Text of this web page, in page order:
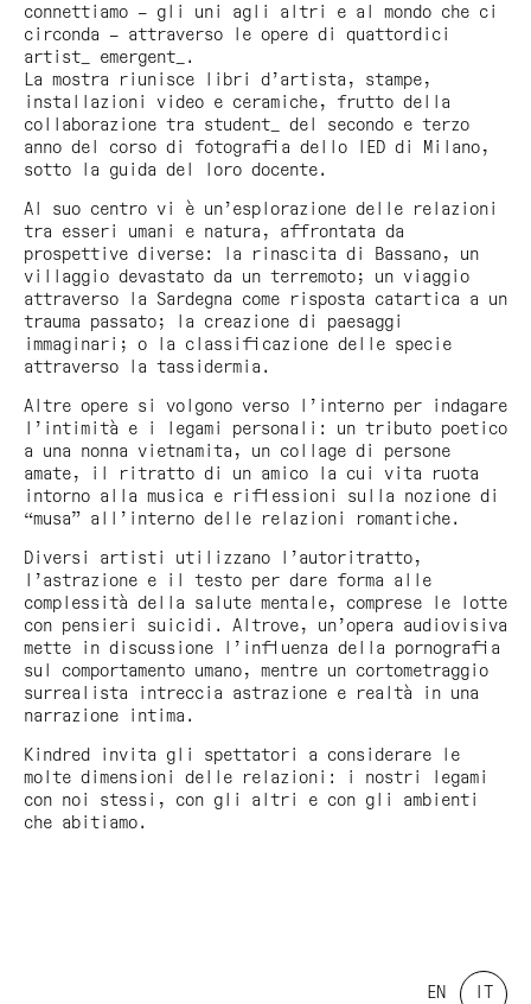
connettiamo – gli uni agli altri e al mondo che ci
circonda – attraverso le opere di quattordici
artist_ emergent_.
La mostra riunisce libri d’artista, stampe,
installazioni video e ceramiche, frutto della
collaborazione tra student_ del secondo e terzo
anno del corso di fotografia dello IED di Milano,
sotto la guida del loro docente.
Al suo centro vi è un’esplorazione delle relazioni
tra esseri umani e natura, affrontata da
prospettive diverse: la rinascita di Bassano, un
villaggio devastato da un terremoto; un viaggio
attraverso la Sardegna come risposta catartica a un
trauma passato; la creazione di paesaggi
immaginari; o la classificazione delle specie
attraverso la tassidermia.
Altre opere si volgono verso l’interno per indagare
l’intimità e i legami personali: un tributo poetico
a una nonna vietnamita, un collage di persone
amate, il ritratto di un amico la cui vita ruota
intorno alla musica e riflessioni sulla nozione di
“musa” all’interno delle relazioni romantiche.
Diversi artisti utilizzano l’autoritratto,
l’astrazione e il testo per dare forma alle
complessità della salute mentale, comprese le lotte
con pensieri suicidi. Altrove, un’opera audiovisiva
mette in discussione l’influenza della pornografia
sul comportamento umano, mentre un cortometraggio
surrealista intreccia astrazione e realtà in una
narrazione intima.
Kindred invita gli spettatori a considerare le
molte dimensioni delle relazioni: i nostri legami
con noi stessi, con gli altri e con gli ambienti
che abitiamo.
EN